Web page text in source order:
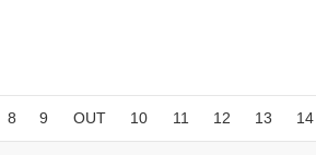
8 9 OUT 10 11 12 13 14